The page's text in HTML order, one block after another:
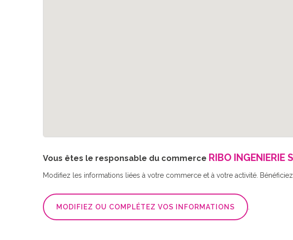
Vous êtes le responsable du commerce RIBO INGENIERIE
Modifiez les informations liées à votre commerce et à votre activité.
MODIFIEZ OU COMPLÉTEZ VOS INFORMATIONS